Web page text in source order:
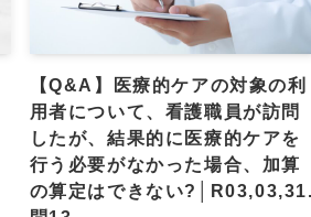
【Q&A】医療的ケアの対象の利
用者について、看護職員が訪問
したが、結果的に医療的ケアを
行う必要がなかった場合、加算
の算定はできない